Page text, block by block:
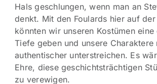
Hals geschlungen, wenn man an
denkt. Mit den Foulards hier auf der
könnten wir unseren Kostümen eine
Tiefe geben und unsere Charaktere
authentischer unterstreichen. Es
Ehre, diese geschichtsträchtigen
zu verewigen.